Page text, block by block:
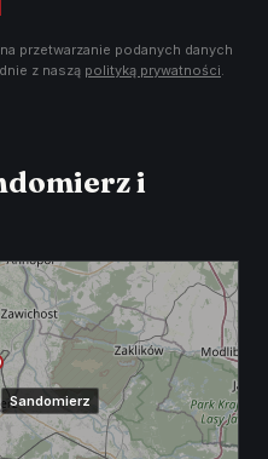
przetwarzanie podanych danych
z naszą polityką prywatności.
i
Sandomierz